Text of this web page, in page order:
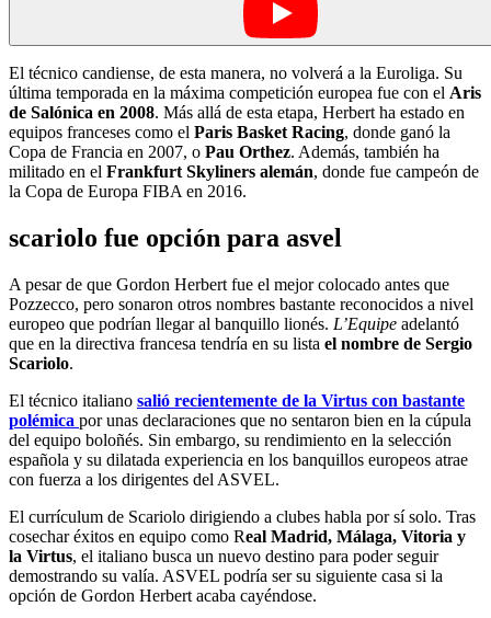
El técnico candiense, de esta manera, no volverá a la Euroliga. Su
última temporada en la máxima competición europea fue con el Aris
de Salónica en 2008. Más allá de esta etapa, Herbert ha estado en
equipos franceses como el Paris Basket Racing, donde ganó la
Copa de Francia en 2007, o Pau Orthez. Además, también ha
militado en el Frankfurt Skyliners alemán, donde fue campeón de
la Copa de Europa FIBA en 2016.
scariolo fue opción para asvel
A pesar de que Gordon Herbert fue el mejor colocado antes que
Pozzecco, pero sonaron otros nombres bastante reconocidos a nivel
europeo que podrían llegar al banquillo lionés. L’Equipe adelantó
que en la directiva francesa tendría en su lista el nombre de Sergio
Scariolo.
El técnico italiano salió recientemente de la Virtus con bastante
polémica por unas declaraciones que no sentaron bien en la cúpula
del equipo boloñés. Sin embargo, su rendimiento en la selección
española y su dilatada experiencia en los banquillos europeos atrae
con fuerza a los dirigentes del ASVEL.
El currículum de Scariolo dirigiendo a clubes habla por sí solo. Tras
cosechar éxitos en equipo como Real Madrid, Málaga, Vitoria y
la Virtus, el italiano busca un nuevo destino para poder seguir
demostrando su valía. ASVEL podría ser su siguiente casa si la
opción de Gordon Herbert acaba cayéndose.